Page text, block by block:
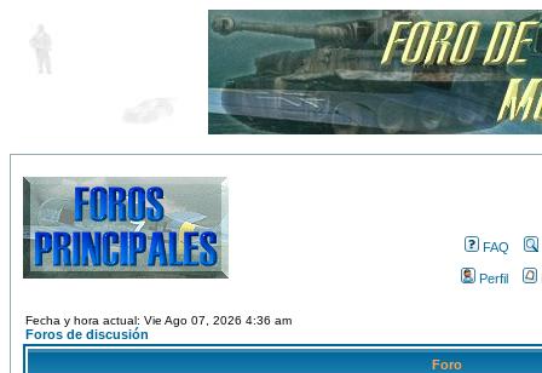
FAQ
Perfil
Fecha y hora actual: Vie Ago 07, 2026 4:36 am
Foros de discusión
Foro